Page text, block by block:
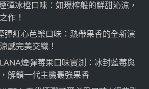
彈冰橙口味：如現榨般的鮮甜沁涼，
作！
彈紅心芭樂口味：熱帶果香的全新演
感完美交織！
煙彈莓果口味實測：冰封藍莓與
解鎖一代主機最強果香